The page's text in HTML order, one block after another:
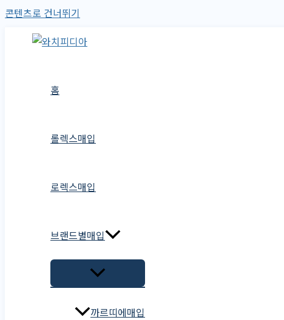
콘텐츠로 건너뛰기
홈
롤렉스매입
로렉스매입
브랜드별매입
까르띠에매입